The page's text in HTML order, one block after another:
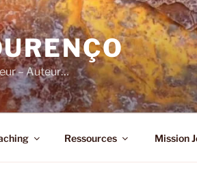
– Auteur…
Ressources Mission